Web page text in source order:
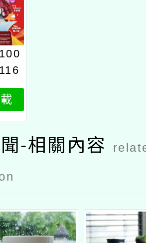
-相關內容